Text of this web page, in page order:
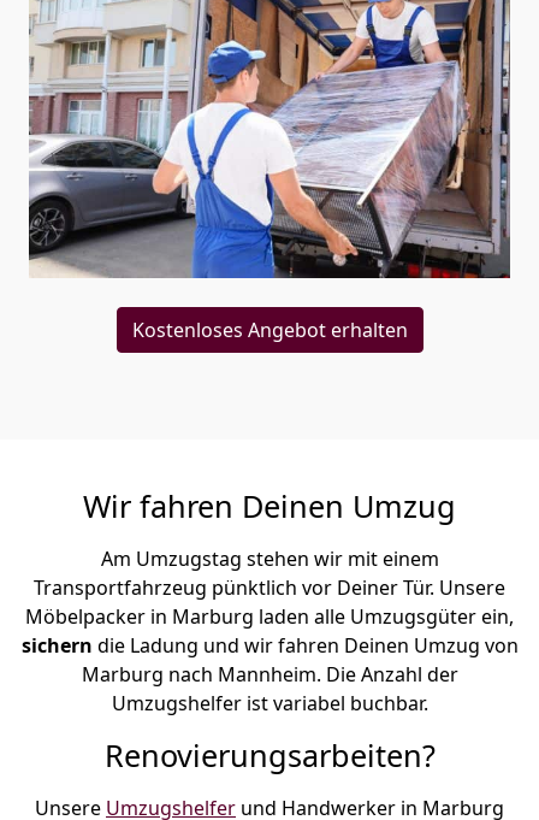
Kostenloses Angebot erhalten
Wir fahren Deinen Umzug
Am Umzugstag stehen wir mit einem
Transportfahrzeug pünktlich vor Deiner Tür. Unsere
Möbelpacker in Marburg laden alle Umzugsgüter ein,
sichern die Ladung und wir fahren Deinen Umzug von
Marburg nach Mannheim. Die Anzahl der
Umzugshelfer ist variabel buchbar.
Renovierungsarbeiten?
Unsere Umzugshelfer und Handwerker in Marburg